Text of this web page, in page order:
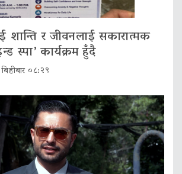
शान्ति र जीवनलाई सकारात्मक
स्पा’ कार्यक्रम हुँदै
०८:२९